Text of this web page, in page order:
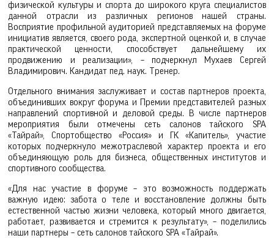
физической культуры и спорта до широкого круга специалистов
данной отрасли из различных регионов нашей страны.
Восприятие профильной аудиторией представляемых на форуме
инициатив является, своего рода, экспертной оценкой и, в случае
практической ценности, способствует дальнейшему их
продвижению и реализации», – подчеркнул Мухаев Сергей
Владимирович. Кандидат пед. наук. Тренер.
Отдельного внимания заслуживает и состав партнеров проекта,
объединивших вокруг форума и Премии представителей разных
направлений спортивной и деловой среды. В числе партнеров
мероприятия были отмечены сеть салонов тайского SPA
«Тайрай», Спортобщество «Россия» и ГК «Капитель», участие
которых подчеркнуло межотраслевой характер проекта и его
объединяющую роль для бизнеса, общественных институтов и
спортивного сообщества.
«Для нас участие в форуме – это возможность поддержать
важную идею: забота о теле и восстановление должны быть
естественной частью жизни человека, который много двигается,
работает, развивается и стремится к результату», – поделились
наши партнеры – сеть салонов тайского SPA «Тайрай».